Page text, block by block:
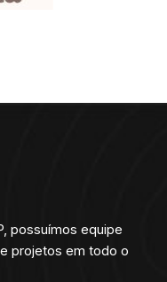
possuímos equipe
projetos em todo o